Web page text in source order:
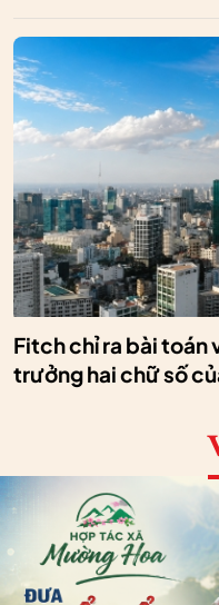
Fitch chỉ ra bài toán
trưởng hai chữ số